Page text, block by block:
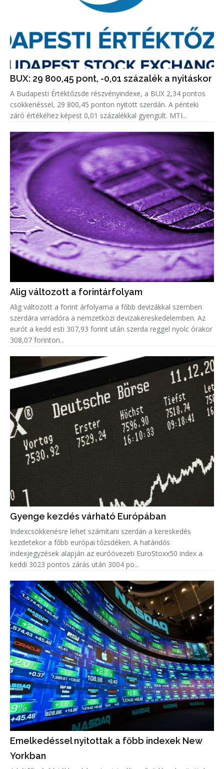
BUX: 29 800,45 pont, -0,01 százalék a nyitáskor
A Budapesti Értéktőzsde részvényindexe, a BUX 2,34 pontos
csökkenéssel, 29 800,45 ponton nyitott szerdán. A pénteki
záró értékéhez képest 0,01 százalékkal gyengült. MTI...
Alig változott a forintárfolyam
Alig változott a forint árfolyama a főbb devizákkal szemben
szerdára virradóra a nemzetközi devizakereskedelemben. Az
eurót a kedd esti 307,93 forint után szerda reggel nyolc órakor
308,07 forinton...
Gyenge kezdés várható Európában
Indexcsökkenésre lehet számítani szerdán a kereskedés
kezdetekor a főbb európai tőzsdéken. A határidős
indexjegyzések alapján az euróövezeti EuroStoxx50 index a
keddi 3023 pontos zárás után 3004 po...
Emelkedéssel nyitottak a főbb indexek New
Yorkban